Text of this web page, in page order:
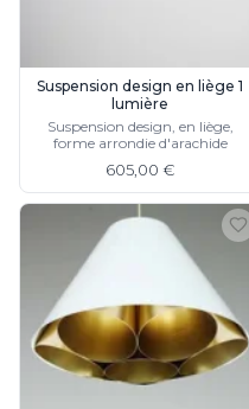
Leds C4
LichtRaum Funktion
Lucien Gau
Luminara
Lum’Art
Lupia Licht
Luz Difusion
MA Salgueiro
Marset
Suspension design en liège 1
lumière
Suspension design, en liège,
forme arrondie d'arachide
605,00 €